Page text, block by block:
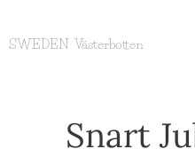
SWEDEN Västerbotten
Snart